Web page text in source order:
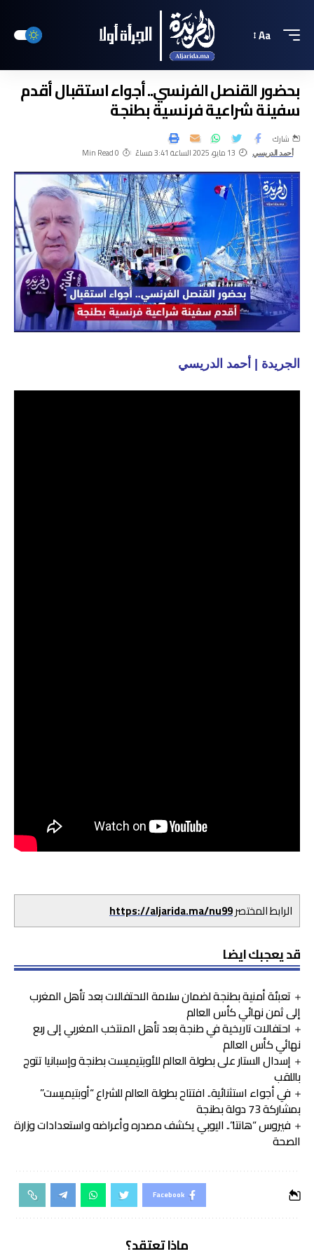
Aa
بحضور القنصل الفرنسي.. أجواء استقبال أقدم
سفينة شراعية فرنسية بطنجة
أحمد الدريسي 13 مايو، 2025 الساعة 3:41 مساءً 0 Min Read
شارك
الجريدة | أحمد الدريسي
الرابط المختصرhttps://aljarida.ma/nu99
قد يعجبك ايضا
تعبئة أمنية بطنجة لضمان سلامة الاحتفالات بعد تأهل المغرب
إلى ثمن نهائي كأس العالم
احتفالات تاريخية في طنجة بعد تأهل المنتخب المغربي إلى ربع
نهائي كأس العالم
إسدال الستار على بطولة العالم للأوبتيميست بطنجة وإسبانيا تتوج
باللقب
في أجواء استثنائية.. افتتاح بطولة العالم للشراع “أوبتيميست”
بمشاركة 73 دولة بطنجة
فيروس “هانتا”.. اليوبي يكشف مصدره وأعراضه واستعدادات وزارة
الصحة
Facebook
ماذا تعتقد؟